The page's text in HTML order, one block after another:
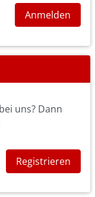
Anmelden
uns? Dann
Registrieren